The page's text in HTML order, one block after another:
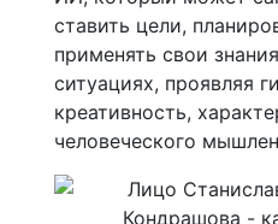
ставить цели,
применять свои
ситуациях, проявляя
креативность,
человеческого